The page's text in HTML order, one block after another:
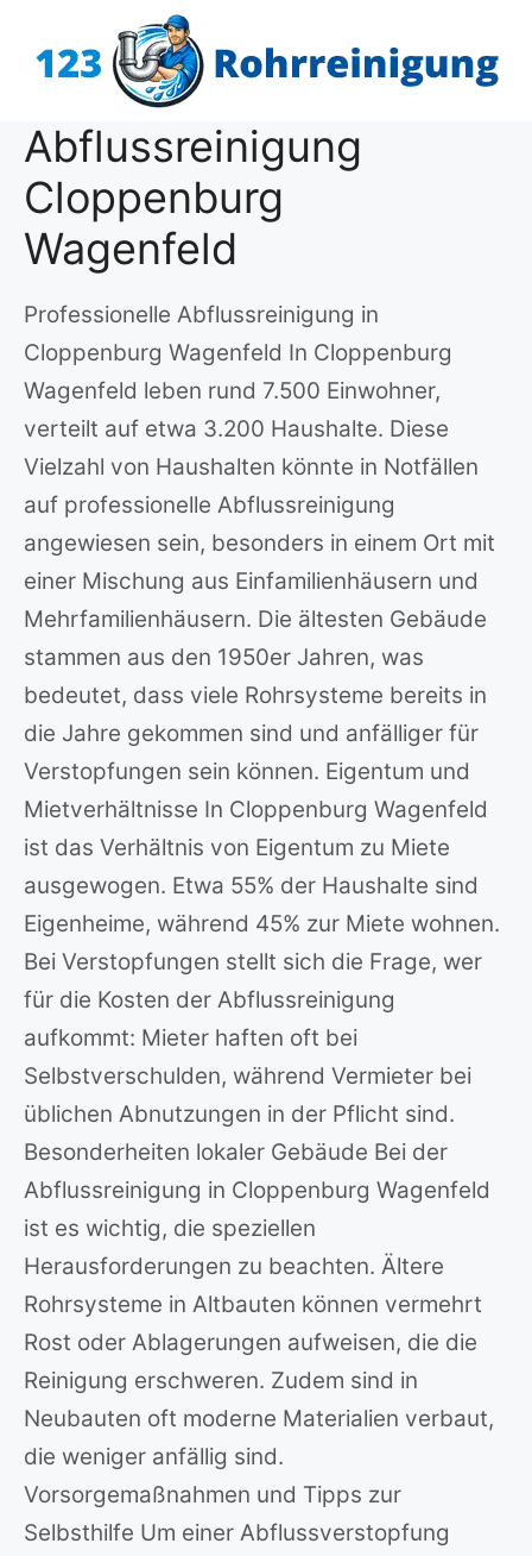
Inhalt
Abflussreinigung
Cloppenburg
Wagenfeld
Professionelle Abflussreinigung in
Cloppenburg Wagenfeld In Cloppenburg
Wagenfeld leben rund 7.500 Einwohner,
verteilt auf etwa 3.200 Haushalte. Diese
Vielzahl von Haushalten könnte in Notfällen
auf professionelle Abflussreinigung
angewiesen sein, besonders in einem Ort mit
einer Mischung aus Einfamilienhäusern und
Mehrfamilienhäusern. Die ältesten Gebäude
stammen aus den 1950er Jahren, was
bedeutet, dass viele Rohrsysteme bereits in
die Jahre gekommen sind und anfälliger für
Verstopfungen sein können. Eigentum und
Mietverhältnisse In Cloppenburg Wagenfeld
ist das Verhältnis von Eigentum zu Miete
ausgewogen. Etwa 55% der Haushalte sind
Eigenheime, während 45% zur Miete wohnen.
Bei Verstopfungen stellt sich die Frage, wer
für die Kosten der Abflussreinigung
aufkommt: Mieter haften oft bei
Selbstverschulden, während Vermieter bei
üblichen Abnutzungen in der Pflicht sind.
Besonderheiten lokaler Gebäude Bei der
Abflussreinigung in Cloppenburg Wagenfeld
ist es wichtig, die speziellen
Herausforderungen zu beachten. Ältere
Rohrsysteme in Altbauten können vermehrt
Rost oder Ablagerungen aufweisen, die die
Reinigung erschweren. Zudem sind in
Neubauten oft moderne Materialien verbaut,
die weniger anfällig sind.
Vorsorgemaßnahmen und Tipps zur
Selbsthilfe Um einer Abflussverstopfung